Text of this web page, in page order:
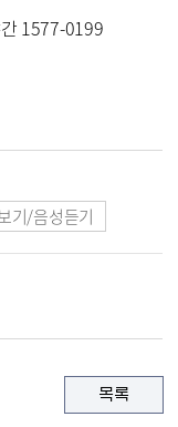
1577-0199
기/음성듣기
목록